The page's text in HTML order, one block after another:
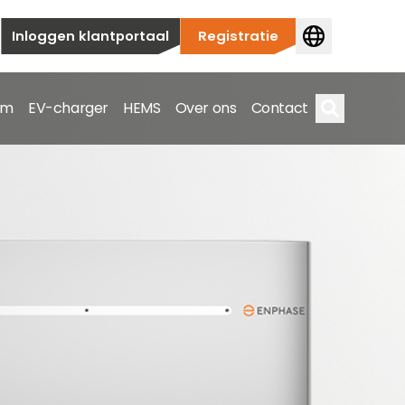
Inloggen klantportaal Registratie
EV-charger HEMS Over ons Contact